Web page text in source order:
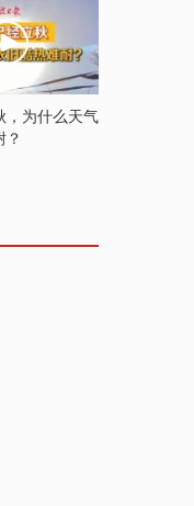
，为什么天气
？